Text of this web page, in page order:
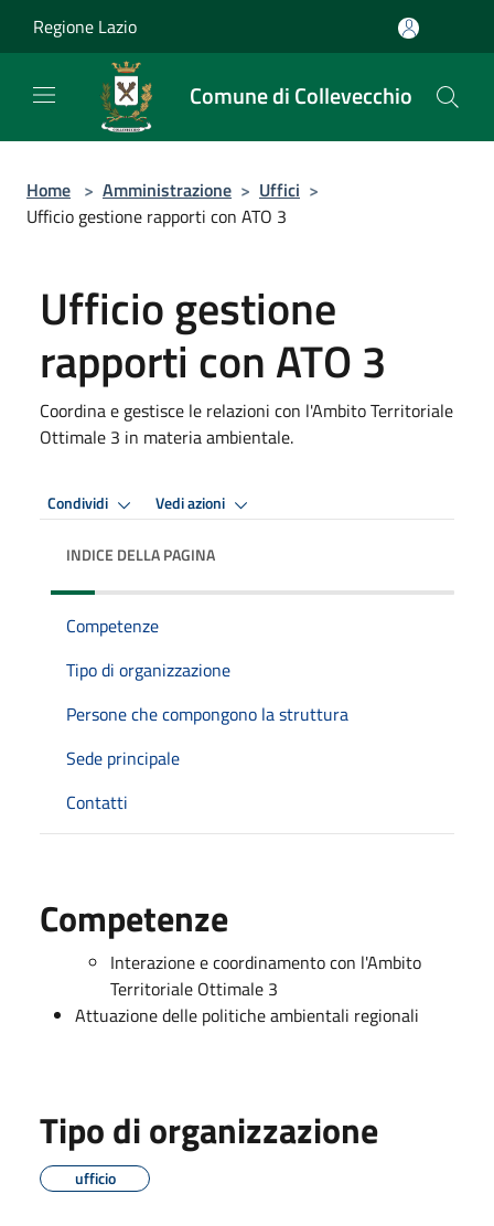
Regione Lazio
Comune di Collevecchio
Home > Amministrazione > Uffici >
Ufficio gestione rapporti con ATO 3
Ufficio gestione
rapporti con ATO 3
Coordina e gestisce le relazioni con l'Ambito Territoriale
Ottimale 3 in materia ambientale.
Condividi Vedi azioni
INDICE DELLA PAGINA
Competenze
Tipo di organizzazione
Persone che compongono la struttura
Sede principale
Contatti
Competenze
Interazione e coordinamento con l'Ambito
Territoriale Ottimale 3
Attuazione delle politiche ambientali regionali
Tipo di organizzazione
ufficio